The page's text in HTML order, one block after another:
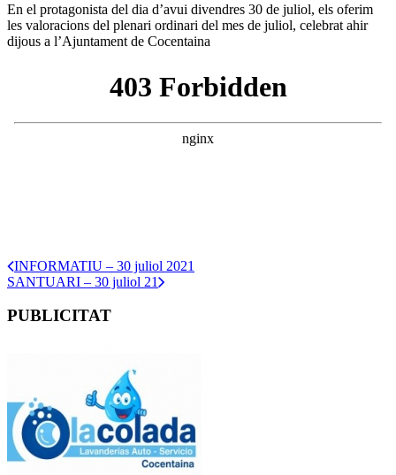
En el protagonista del dia d’avui divendres 30 de juliol, els oferim
les valoracions del plenari ordinari del mes de juliol, celebrat ahir
dijous a l’Ajuntament de Cocentaina
INFORMATIU – 30 juliol 2021
SANTUARI – 30 juliol 21
PUBLICITAT